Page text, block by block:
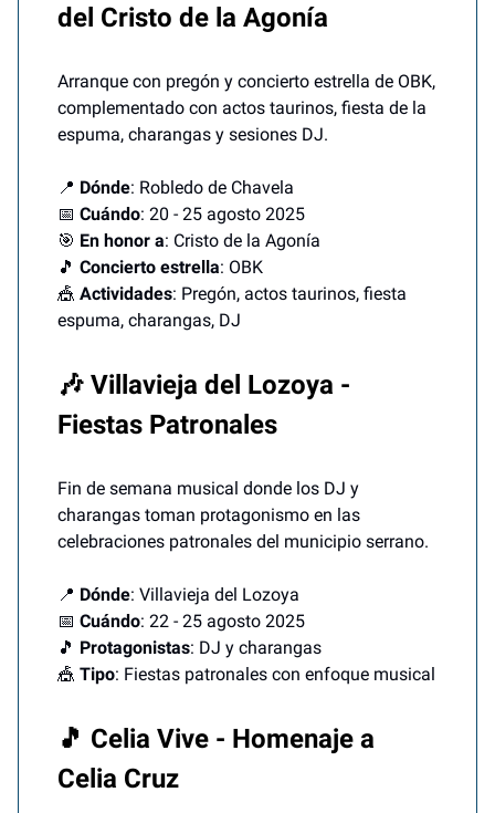
del Cristo de la Agonía
Arranque con pregón y concierto estrella de OBK,
complementado con actos taurinos, fiesta de la
espuma, charangas y sesiones DJ.
📍 Dónde: Robledo de Chavela
📅 Cuándo: 20 - 25 agosto 2025
🎯 En honor a: Cristo de la Agonía
🎵 Concierto estrella: OBK
🎪 Actividades: Pregón, actos taurinos, fiesta
espuma, charangas, DJ
🎶 Villavieja del Lozoya -
Fiestas Patronales
Fin de semana musical donde los DJ y
charangas toman protagonismo en las
celebraciones patronales del municipio serrano.
📍 Dónde: Villavieja del Lozoya
📅 Cuándo: 22 - 25 agosto 2025
🎵 Protagonistas: DJ y charangas
🎪 Tipo: Fiestas patronales con enfoque musical
🎵 Celia Vive - Homenaje a
Celia Cruz